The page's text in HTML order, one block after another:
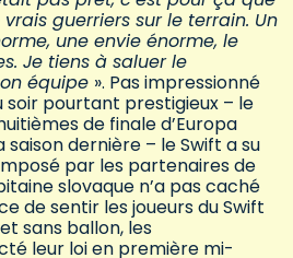
guerriers sur le terrain. Un
une envie énorme, le
Je tiens à saluer le
équipe ». Pas impressionné
soir pourtant prestigieux – le
de finale d’Europa
dernière – le Swift a su
par les partenaires de
slovaque n’a pas caché
de sentir les joueurs du Swift
sans ballon, les
leur loi en première mi-